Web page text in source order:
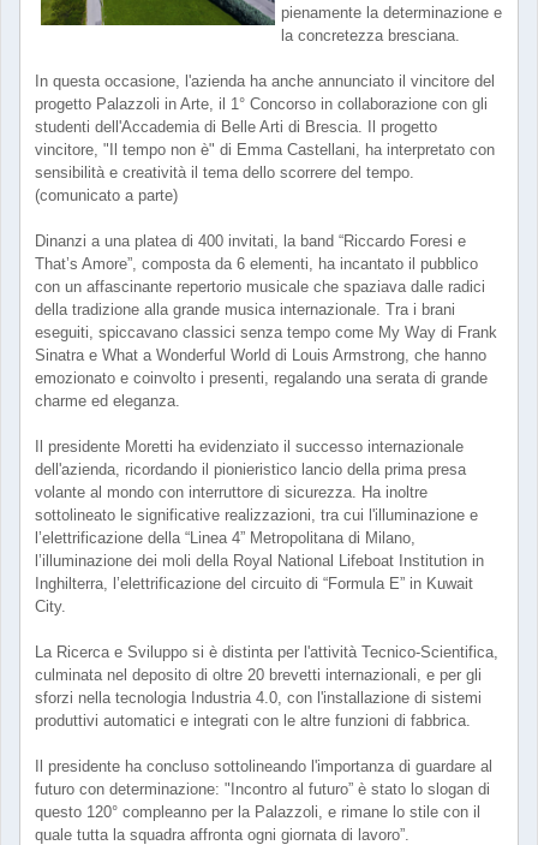
pienamente la determinazione e
la concretezza bresciana.
In questa occasione, l'azienda ha anche annunciato il vincitore del
progetto Palazzoli in Arte, il 1° Concorso in collaborazione con gli
studenti dell'Accademia di Belle Arti di Brescia. Il progetto
vincitore, "Il tempo non è" di Emma Castellani, ha interpretato con
sensibilità e creatività il tema dello scorrere del tempo.
(comunicato a parte)
Dinanzi a una platea di 400 invitati, la band “Riccardo Foresi e
That’s Amore”, composta da 6 elementi, ha incantato il pubblico
con un affascinante repertorio musicale che spaziava dalle radici
della tradizione alla grande musica internazionale. Tra i brani
eseguiti, spiccavano classici senza tempo come My Way di Frank
Sinatra e What a Wonderful World di Louis Armstrong, che hanno
emozionato e coinvolto i presenti, regalando una serata di grande
charme ed eleganza.
Il presidente Moretti ha evidenziato il successo internazionale
dell'azienda, ricordando il pionieristico lancio della prima presa
volante al mondo con interruttore di sicurezza. Ha inoltre
sottolineato le significative realizzazioni, tra cui l'illuminazione e
l’elettrificazione della “Linea 4” Metropolitana di Milano,
l’illuminazione dei moli della Royal National Lifeboat Institution in
Inghilterra, l’elettrificazione del circuito di “Formula E” in Kuwait
City.
La Ricerca e Sviluppo si è distinta per l'attività Tecnico-Scientifica,
culminata nel deposito di oltre 20 brevetti internazionali, e per gli
sforzi nella tecnologia Industria 4.0, con l'installazione di sistemi
produttivi automatici e integrati con le altre funzioni di fabbrica.
Il presidente ha concluso sottolineando l'importanza di guardare al
futuro con determinazione: "Incontro al futuro” è stato lo slogan di
questo 120° compleanno per la Palazzoli, e rimane lo stile con il
quale tutta la squadra affronta ogni giornata di lavoro”.